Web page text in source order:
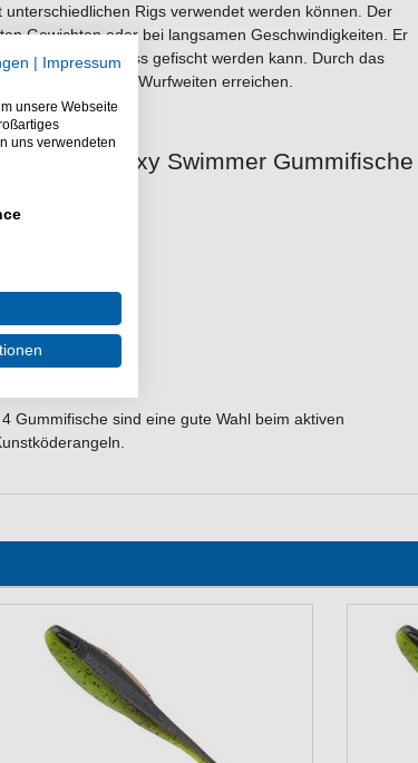
Rigs verwendet werden können. Der
Gewichten oder bei langsamen Geschwindigkeiten. Er
sogar weightless gefischt werden kann. Durch das
Gewichte gute Wurfweiten erreichen.
BA Sexy Swimmer Gummifische
Gummifische sind eine gute Wahl beim aktiven
| Impressum
unsere Webseite
uns verwendeten